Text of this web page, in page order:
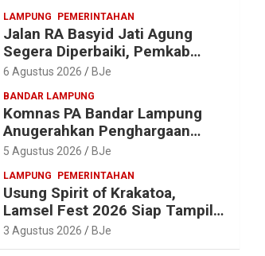
LAMPUNG PEMERINTAHAN
Jalan RA Basyid Jati Agung
Segera Diperbaiki, Pemkab
Lampung Selatan Alokasikan
6 Agustus 2026 BJe
BANDAR LAMPUNG
Komnas PA Bandar Lampung
Anugerahkan Penghargaan
kepada Kombes Pol. Alfret
5 Agustus 2026 BJe
LAMPUNG PEMERINTAHAN
Usung Spirit of Krakatoa,
Lamsel Fest 2026 Siap Tampil
Lebih Spektakuler dengan
Empat Event Ikonik dan Deretan
3 Agustus 2026 BJe